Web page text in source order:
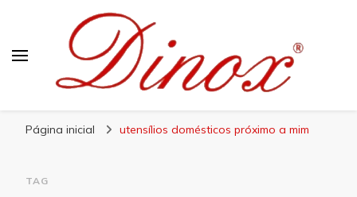
Página inicial utensílios domésticos próximo a mim
TAG